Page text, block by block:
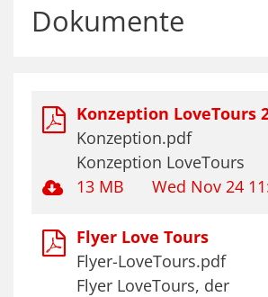
Dokumente
Konzeption LoveTours
Konzeption.pdf
Konzeption LoveTours
13 MB
Wed Nov 24
Flyer Love Tours
Flyer-LoveTours.pdf
Flyer LoveTours, der